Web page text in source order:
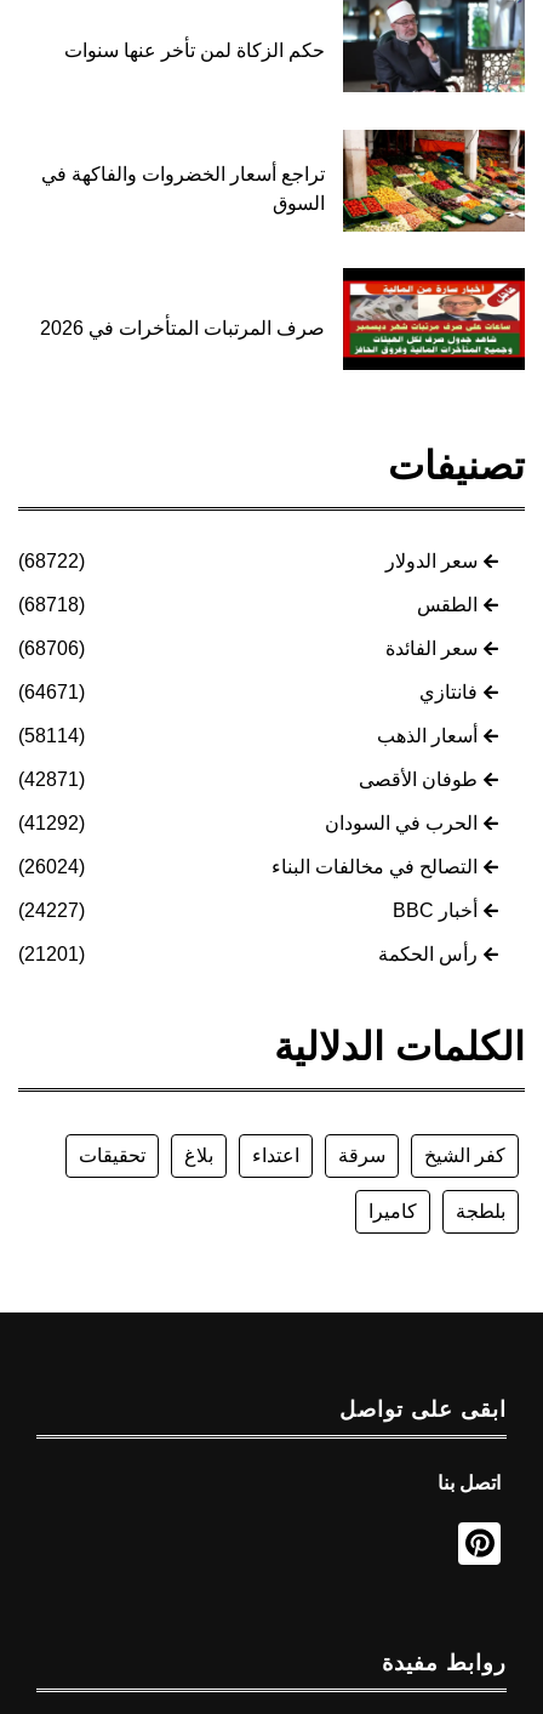
حكم الزكاة لمن تأخر عنها سنوات
تراجع أسعار الخضروات والفاكهة في
السوق
صرف المرتبات المتأخرات في 2026
تصنيفات
سعر الدولار (68722)
الطقس (68718)
سعر الفائدة (68706)
فانتازي (64671)
أسعار الذهب (58114)
طوفان الأقصى (42871)
الحرب في السودان (41292)
التصالح في مخالفات البناء (26024)
أخبار BBC (24227)
رأس الحكمة (21201)
الكلمات الدلالية
كفر الشيخ سرقة اعتداء بلاغ تحقيقات
بلطجة كاميرا
ابقى على تواصل
اتصل بنا
روابط مفيدة